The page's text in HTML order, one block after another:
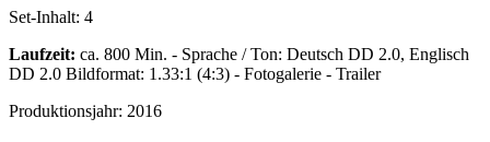
Set-Inhalt: 4
Laufzeit: ca. 800 Min. - Sprache / Ton: Deutsch DD 2.0, Englisch
DD 2.0 Bildformat: 1.33:1 (4:3) - Fotogalerie - Trailer
Produktionsjahr: 2016